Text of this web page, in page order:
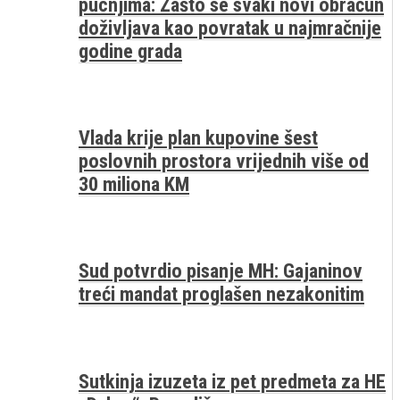
doživljava kao povratak u najmračnije
godine grada
Vlada krije plan kupovine šest
poslovnih prostora vrijednih više od
30 miliona KM
Sud potvrdio pisanje MH: Gajaninov
treći mandat proglašen nezakonitim
Sutkinja izuzeta iz pet predmeta za HE